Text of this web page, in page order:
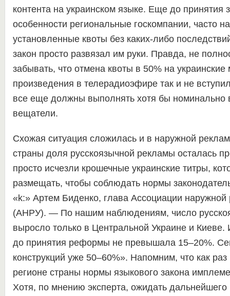
контента на украинском языке. Еще до принятия
особенности региональные госкомпании, часто
установленные квоты без каких-либо
закон просто развязал им руки. Правда, не
забывать, что отмена квоты в 50% на
произведения в телерадиоэфире так и не
все еще должны выполнять хотя бы номинально
вещатели.
Схожая ситуация сложилась и в наружной
страны доля русскоязычной рекламы осталась
просто исчезли крошечные украинские титры,
размещать, чтобы соблюдать нормы
«k:» Артем Биденко, глава Ассоциации
(АНРУ). — По нашим наблюдениям, число
выросло только в Центральной Украине и Киеве.
до принятия реформы не превышала 15–20%.
конструкций уже 50–60%». Напомним, что как
регионе страны нормы языкового закона
Хотя, по мнению эксперта, ожидать